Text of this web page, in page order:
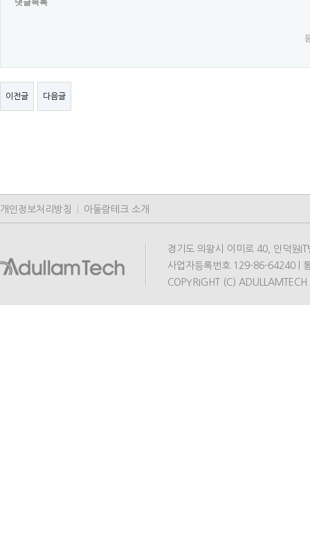
댓글목록
이전글 다음글
개인정보처리방침 아둘람테크 소개
경기도 의왕시 이미로 40, 인덕원
사업자등록번호 129-86-64240 |
COPYRIGHT (C)